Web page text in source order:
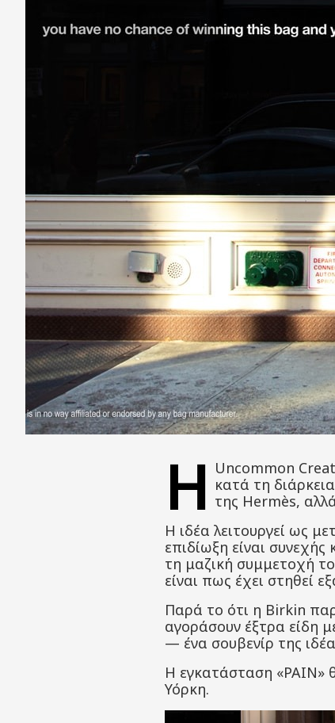
Η Uncommon
κατά τη
της Hermès,
Η ιδέα λειτουργεί ως
επιδίωξη είναι
τη μαζική συμμετοχή
είναι πως έχει στηθεί
Παρά το ότι η Birkin
αγοράσουν έξτρα είδη
— ένα σουβενίρ της
Η εγκατάσταση «PAIN»
Υόρκη.